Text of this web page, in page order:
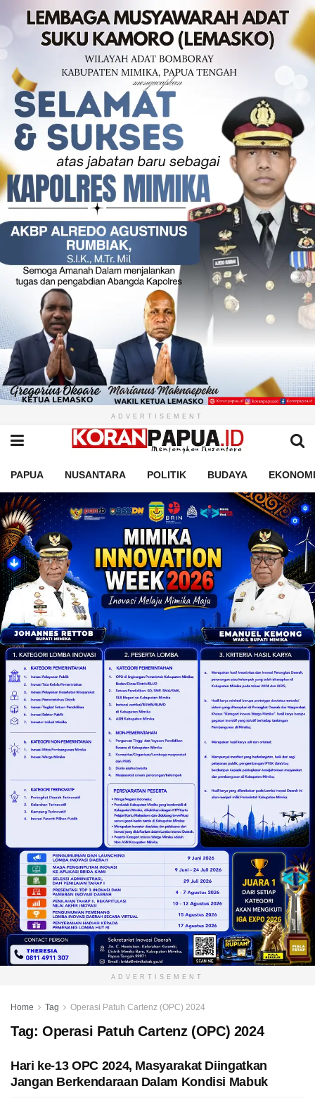
ADVERTISEMENT
PAPUA NUSANTARA POLITIK BUDAYA EKONOMI
ADVERTISEMENT
Home Tag Operasi Patuh Cartenz (OPC) 2024
Tag: Operasi Patuh Cartenz (OPC) 2024
Hari ke-13 OPC 2024, Masyarakat Diingatkan
Jangan Berkendaraan Dalam Kondisi Mabuk